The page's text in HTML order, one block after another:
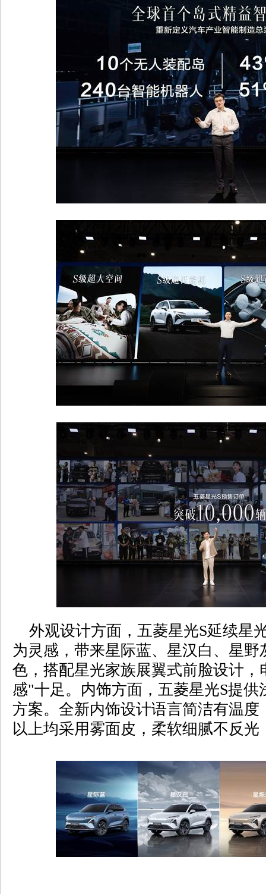
外观设计方面，五菱星光S延续星
为灵感，带来星际蓝、星汉白、星
色，搭配星光家族展翼式前脸设计
感"十足。内饰方面，五菱星光S提
方案。全新内饰设计语言简洁有温
以上均采用雾面皮，柔软细腻不反光